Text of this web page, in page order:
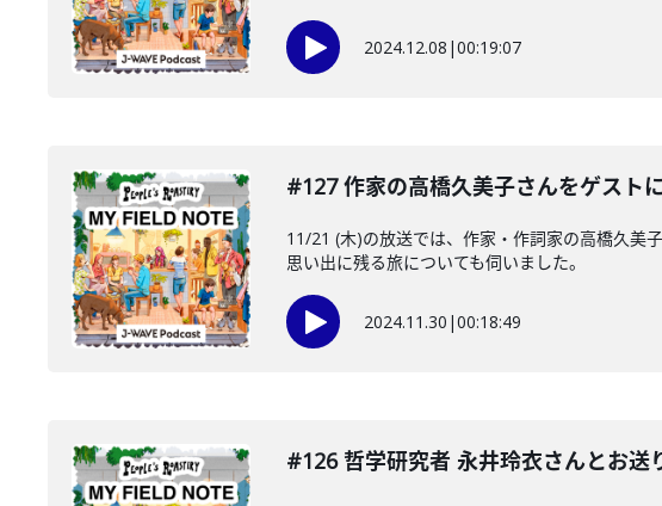
2024.12.08 |00:19:07
#127 作家の高橋久美子さんをゲスト
11/21 (木)の放送では、作家・作詞家の高橋久美
思い出に残る旅についても伺いました。
2024.11.30 |00:18:49
#126 哲学研究者 永井玲衣さんとお送